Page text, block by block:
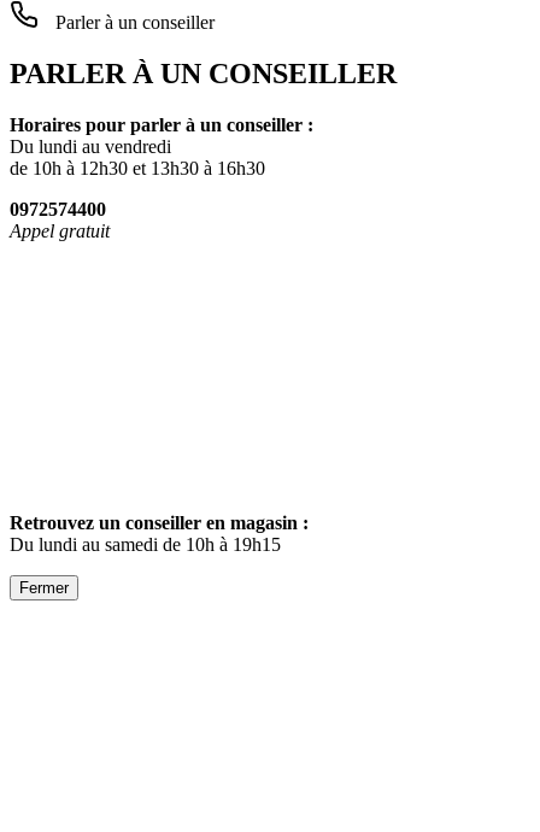
Parler à un conseiller
PARLER À UN CONSEILLER
Horaires pour parler à un conseiller :
Du lundi au vendredi
de 10h à 12h30 et 13h30 à 16h30
0972574400
Appel gratuit
Retrouvez un conseiller en magasin :
Du lundi au samedi de 10h à 19h15
Fermer